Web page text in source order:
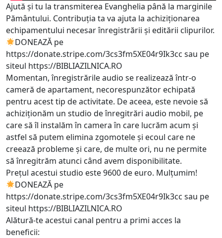
Ajută și tu la transmiterea Evanghelia până la marginile
Pământului. Contribuția ta va ajuta la achiziționarea
echipamentului necesar înregistrării și editării clipurilor.
DONEAZĂ pe
https://donate.stripe.com/3cs3fm5XE04r9Ik3cc sau pe
siteul https://BIBLIAZILNICA.RO
Momentan, înregistrările audio se realizează într-o
cameră de apartament, necorespunzător echipată
pentru acest tip de activitate. De aceea, este nevoie să
achiziționăm un studio de înregitrări audio mobil, pe
care să îl instalăm în camera în care lucrăm acum și
astfel să putem elimina zgomotele și ecoul care ne
creează probleme și care, de multe ori, nu ne permite
să înregitrăm atunci când avem disponibilitate.
Prețul acestui studio este 9600 de euro. Mulțumim!
DONEAZĂ pe
https://donate.stripe.com/3cs3fm5XE04r9Ik3cc sau pe
siteul https://BIBLIAZILNICA.RO
Alătură-te acestui canal pentru a primi acces la
beneficii: